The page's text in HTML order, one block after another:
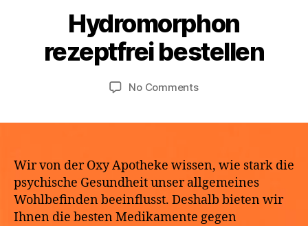
Categories
I
Hydromorphon
rezeptfrei bestellen
y
p
t
M
a
y
2
2
2
No Commentson
Wir von der Oxy Apotheke wissen, wie stark die
psychische Gesundheit unser allgemeines
Wohlbefinden beeinflusst. Deshalb bieten wir
Ihnen die besten Medikamente gegen